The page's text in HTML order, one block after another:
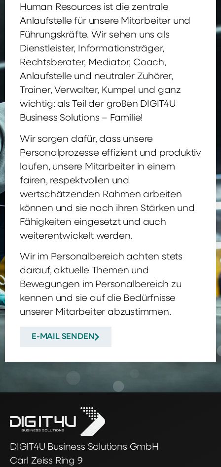
Human Resources ist die zentrale
Anlaufstelle für unsere Mitarbeiter und
Führungskräfte. Wir sehen uns als
Dienstleister, Informationsträger,
Rechtsberater, Mediator, Coach,
Anlaufstelle und neutraler Zuhörer,
Trainer, Verwalter, Kumpel und ganz
wichtig: als Teil der großen DIGIT4U
Business Solutions – Familie!
Wir sorgen dafür, dass unsere
Personalprozesse effizient und produktiv
laufen, unsere Mitarbeiter in einem
fairen, respektvollen und
wertschätzenden Rahmen arbeiten
können und sie nach ihren Stärken und
Fähigkeiten eingesetzt und auch
weiterentwickelt werden.
Wir im Personalbereich achten stets
darauf, aktuelle Themen und
Bewegungen im Personalbereich zu
kennen und sie auf die Bedürfnisse
unserer Mitarbeiter abzustimmen.
E-MAIL SENDEN
DIGIT4U Business Solutions GmbH
Carl Zeiss Ring 9